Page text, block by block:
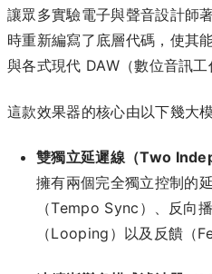
讓眾多實驗電子與聲音設計師
時重新編寫了底層代碼，使其
與各式現代 DAW（數位音訊工
這款效果器的核心由以下幾大
雙獨立延遲線（Two
擁有兩個完全獨立控制的
（Tempo Sync）、反向
（Looping）以及反饋（